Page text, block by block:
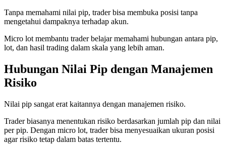
Tanpa memahami nilai pip, trader bisa membuka posisi tanpa
mengetahui dampaknya terhadap akun.
Micro lot membantu trader belajar memahami hubungan antara pip,
lot, dan hasil trading dalam skala yang lebih aman.
Hubungan Nilai Pip dengan Manajemen
Risiko
Nilai pip sangat erat kaitannya dengan manajemen risiko.
Trader biasanya menentukan risiko berdasarkan jumlah pip dan nilai
per pip. Dengan micro lot, trader bisa menyesuaikan ukuran posisi
agar risiko tetap dalam batas tertentu.